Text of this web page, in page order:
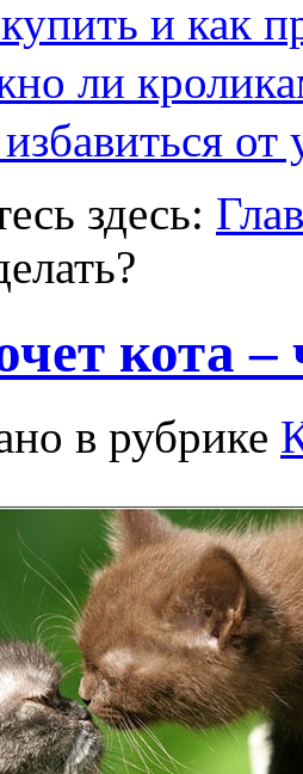
и как
ли
от
здесь:
кота –
в рубрике